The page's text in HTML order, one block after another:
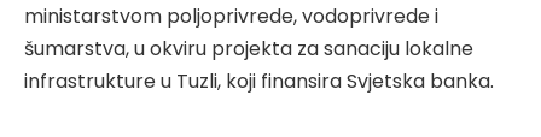
ministarstvom poljoprivrede, vodoprivrede i
šumarstva, u okviru projekta za sanaciju lokalne
infrastrukture u Tuzli, koji finansira Svjetska banka.